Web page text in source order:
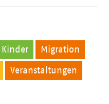
Kinder Migration
Veranstaltungen